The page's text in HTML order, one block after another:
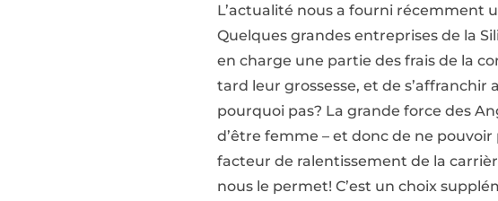
L’actualité nous a fourni récemment
Quelques grandes entreprises de la
en charge une partie des frais de la
tard leur grossesse, et de s’affranchir
pourquoi pas? La grande force des
d’être femme – et donc de ne
facteur de ralentissement de la
nous le permet! C’est un choix